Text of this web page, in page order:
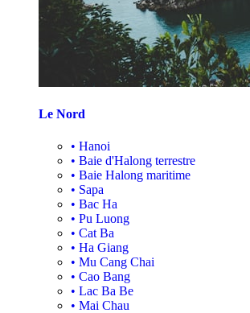
Le Nord
• Hanoi
• Baie d'Halong terrestre
• Baie Halong maritime
• Sapa
• Bac Ha
• Pu Luong
• Cat Ba
• Ha Giang
• Mu Cang Chai
• Cao Bang
• Lac Ba Be
• Mai Chau